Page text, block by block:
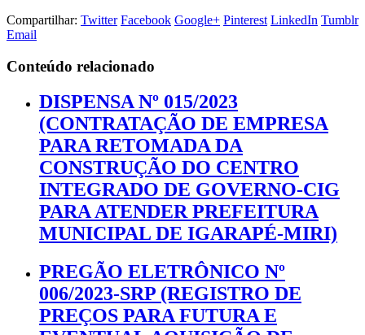
Compartilhar: Twitter Facebook Google+ Pinterest LinkedIn Tumblr
Email
Conteúdo relacionado
DISPENSA Nº 015/2023
(CONTRATAÇÃO DE EMPRESA
PARA RETOMADA DA
CONSTRUÇÃO DO CENTRO
INTEGRADO DE GOVERNO-CIG
PARA ATENDER PREFEITURA
MUNICIPAL DE IGARAPÉ-MIRI)
PREGÃO ELETRÔNICO Nº
006/2023-SRP (REGISTRO DE
PREÇOS PARA FUTURA E